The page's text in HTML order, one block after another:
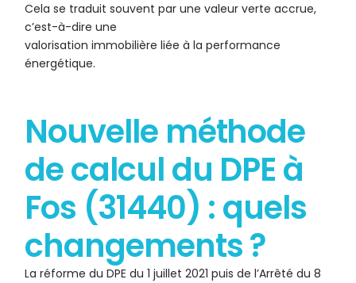
Cela se traduit souvent par une valeur verte accrue,
c’est-à-dire une
valorisation immobilière liée à la performance
énergétique.
Nouvelle méthode
de calcul du DPE à
Fos (31440) : quels
changements ?
La réforme du DPE du 1 juillet 2021 puis de l’Arrêté du 8